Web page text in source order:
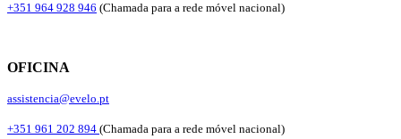
+351 964 928 946 (Chamada para a rede móvel nacional)
OFICINA
assistencia@evelo.pt
+351 961 202 894 (Chamada para a rede móvel nacional)